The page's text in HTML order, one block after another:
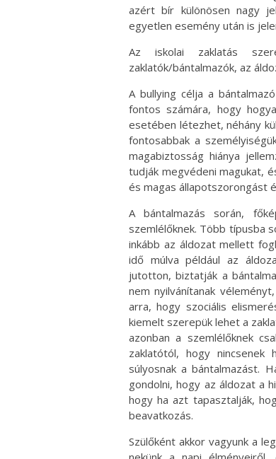
azért bír különösen nagy
egyetlen esemény után is
Az iskolai zaklatás
zaklatók/bántalmazók, az
A bullying célja a
fontos számára, hogy
esetében létezhet, néhány
fontosabbak a
magabiztosság hiánya
tudják megvédeni magukat,
és magas állapotszorongást
A bántalmazás során,
szemlélőknek. Több típusba
inkább az áldozat mellett
idő múlva például az
jutotton, biztatják a
nem nyilvánítanak
arra, hogy szociális
kiemelt szerepük lehet a
azonban a szemlélőknek
zaklatótól, hogy
súlyosnak a bántalmazást.
gondolni, hogy az áldozat a
hogy ha azt tapasztalják,
beavatkozás.
Szülőként akkor vagyunk a